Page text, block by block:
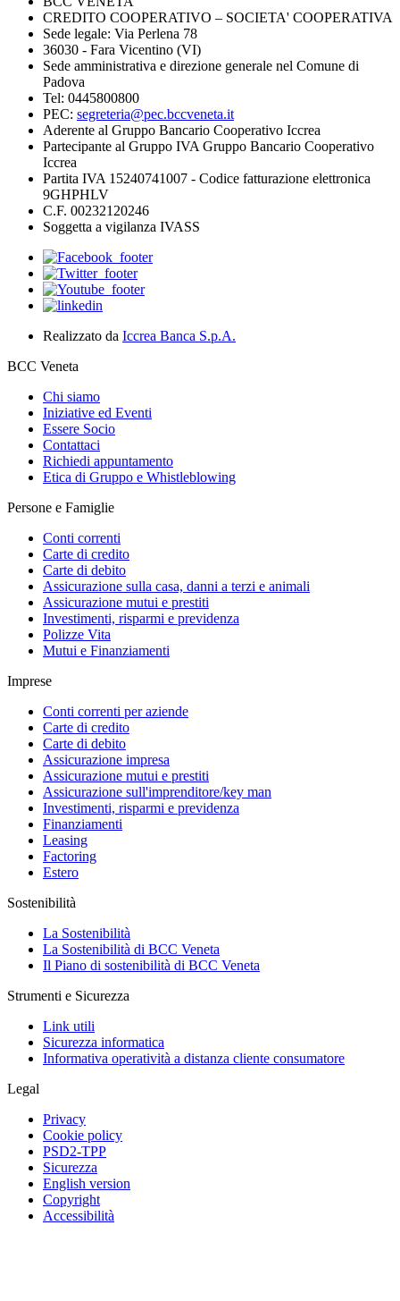
CREDITO COOPERATIVO – SOCIETA' COOPERATIVA
Sede legale: Via Perlena 78
36030 - Fara Vicentino (VI)
Sede amministrativa e direzione generale nel Comune di
Padova
Tel: 0445800800
PEC: segreteria@pec.bccveneta.it
Aderente al Gruppo Bancario Cooperativo Iccrea
Partecipante al Gruppo IVA Gruppo Bancario Cooperativo
Iccrea
Partita IVA 15240741007 - Codice fatturazione elettronica
9GHPHLV
C.F. 00232120246
Soggetta a vigilanza IVASS
Realizzato da Iccrea Banca S.p.A.
BCC Veneta
Chi siamo
Iniziative ed Eventi
Essere Socio
Contattaci
Richiedi appuntamento
Etica di Gruppo e Whistleblowing
Persone e Famiglie
Conti correnti
Carte di credito
Carte di debito
Assicurazione sulla casa, danni a terzi e animali
Assicurazione mutui e prestiti
Investimenti, risparmi e previdenza
Polizze Vita
Mutui e Finanziamenti
Imprese
Conti correnti per aziende
Carte di credito
Carte di debito
Assicurazione impresa
Assicurazione mutui e prestiti
Assicurazione sull'imprenditore/key man
Investimenti, risparmi e previdenza
Finanziamenti
Leasing
Factoring
Estero
Sostenibilità
La Sostenibilità
La Sostenibilità di BCC Veneta
Il Piano di sostenibilità di BCC Veneta
Strumenti e Sicurezza
Link utili
Sicurezza informatica
Informativa operatività a distanza cliente consumatore
Legal
Privacy
Cookie policy
PSD2-TPP
Sicurezza
English version
Copyright
Accessibilità